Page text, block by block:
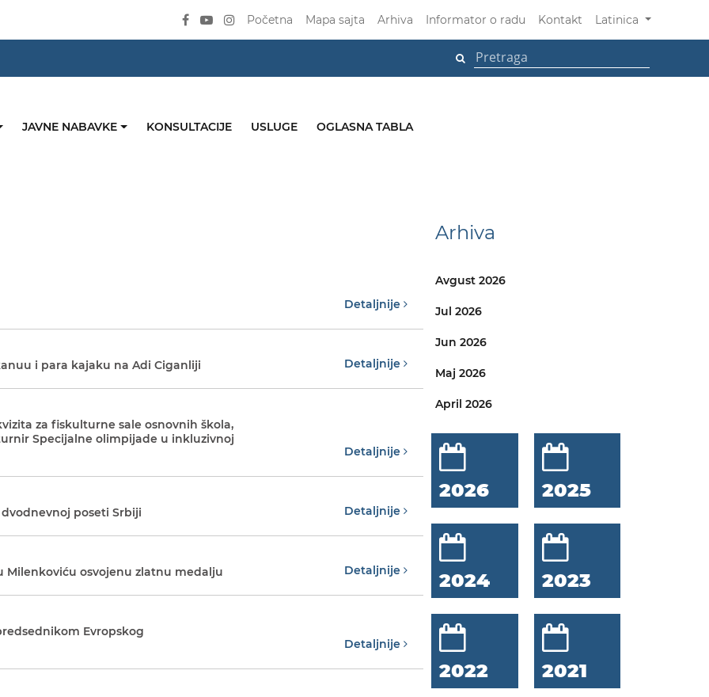
Početna Mapa sajta Arhiva Informator o radu Kontakt Latinica
JAVNE NABAVKE KONSULTACIJE USLUGE OGLASNA TABLA
Detaljnije
i para kajaku na Adi Ciganliji Detaljnije
za fiskulturne sale osnovnih škola,
Specijalne olimpijade u inkluzivnoj
Detaljnije
poseti Srbiji Detaljnije
Milenkoviću osvojenu zlatnu medalju Detaljnije
Evropskog
Detaljnije
Arhiva
Avgust 2026
Jul 2026
Jun 2026
Maj 2026
April 2026
2026 2025
2024 2023
2022 2021